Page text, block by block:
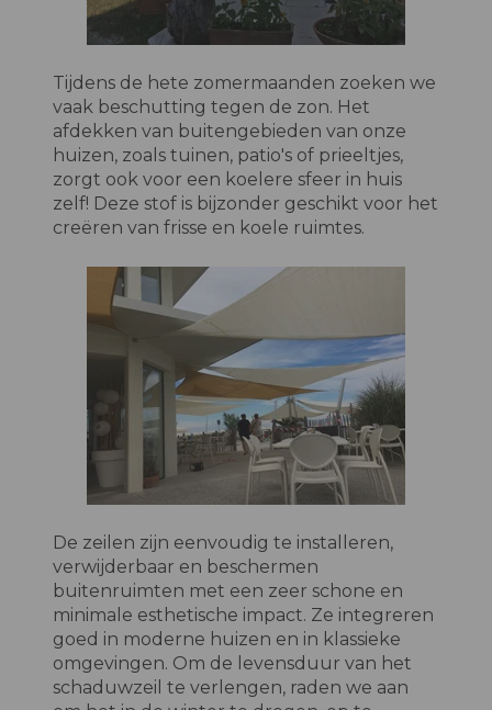
Tijdens de hete zomermaanden zoeken we
vaak beschutting tegen de zon. Het
afdekken van buitengebieden van onze
huizen, zoals tuinen, patio's of prieeltjes,
zorgt ook voor een koelere sfeer in huis
zelf! Deze stof is bijzonder geschikt voor het
creëren van frisse en koele ruimtes.
De zeilen zijn eenvoudig te installeren,
verwijderbaar en beschermen
buitenruimten met een zeer schone en
minimale esthetische impact. Ze integreren
goed in moderne huizen en in klassieke
omgevingen. Om de levensduur van het
schaduwzeil te verlengen, raden we aan